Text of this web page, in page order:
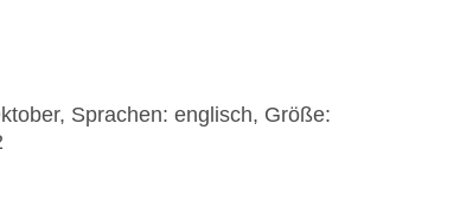
Sprachen: englisch, Größe: